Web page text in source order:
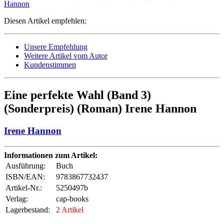
Diesen Artikel empfehlen:
Unsere Empfehlung
Weitere Artikel vom Autor
Kundenstimmen
Eine perfekte Wahl (Band 3)
(Sonderpreis) (Roman) Irene Hannon
Irene Hannon
Informationen zum Artikel:
Ausführung:
Buch
ISBN/EAN:
9783867732437
Artikel-Nr.:
5250497b
Verlag:
cap-books
Lagerbestand:
2 Artikel